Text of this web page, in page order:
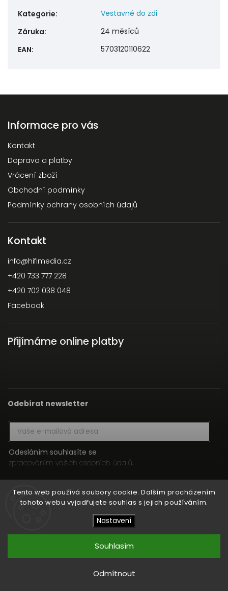
Tento web používá soubory cookie. Dalším procházením
tohoto webu vyjadřujete souhlas s jejich používáním.
Nastavení
Odmítnout
Souhlasím
Kategorie:
Vestavné do zdi
Záruka:
24 měsíců
EAN: 5703120110622
Informace pro vás
Kontakt
Doprava a platby
Vrácení zboží
Obchodní podmínky
Podmínky ochrany osobních údajů
Kontakt
info@hifimedia.cz
+420 733 777 228
+420 702 038 048
Facebook
Přijímáme online platby
Odebírat newsletter
Odesláním souhlasíte se
zpracováním vašich osobních údajů.
HIFI MEDIA. Všechna práva vyhrazena.
Upravit nastavení cookies